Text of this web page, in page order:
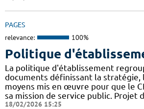
PAGES
relevance: 100%
Politique
La politique d'établissement
documents définissant la stratégie,
moyens mis en œuvre pour que le
sa mission de service public. Projet
18/02/2026 15:25